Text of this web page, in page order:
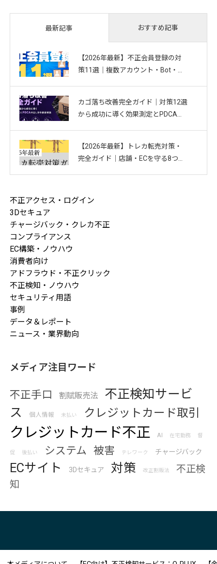
最新記事 おすすめ記事
【2026年最新】不正会員登録の対
策11選｜複数アカウント・Bot・捨
カゴ落ち改善完全ガイド｜対策12選
から成功に導く効果測定とPDCAの
【2026年最新】トレカ転売対策・
完全ガイド｜店舗・ECを守る8つの
不正アクセス・ログイン
3Dセキュア
チャージバック・クレカ不正
コンプライアンス
EC構築・ノウハウ
消費者向け
アドフラウド・不正クリック
不正検知・ノウハウ
セキュリティ用語
事例
データ＆レポート
ニュース・業界動向
メディア注目ワード
不正手口 割賦販売法
不正検知サービ
ス
個人情報 未払い クレジットカード取引
クレジットカード不正 AI 在宅勤務 督
促 後払い システム 被害 テレワーク チャージバック
ECサイト 3Dセキュア 対策 改正割販法
不正検
知